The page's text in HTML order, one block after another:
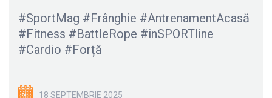
#SportMag #Frânghie #AntrenamentAcasă
#Fitness #BattleRope #inSPORTline
#Cardio #Forță
18 SEPTEMBRIE 2025